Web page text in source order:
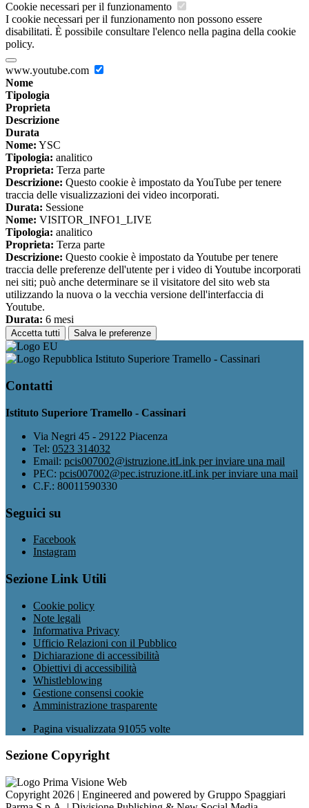
Cookie necessari per il funzionamento
I cookie necessari per il funzionamento non possono essere
disabilitati. È possibile consultare l'elenco nella pagina della cookie
policy.
www.youtube.com
Nome
Tipologia
Proprieta
Descrizione
Durata
Nome: YSC
Tipologia: analitico
Proprieta: Terza parte
Descrizione: Questo cookie è impostato da YouTube per tenere
traccia delle visualizzazioni dei video incorporati.
Durata: Sessione
Nome: VISITOR_INFO1_LIVE
Tipologia: analitico
Proprieta: Terza parte
Descrizione: Questo cookie è impostato da Youtube per tenere
traccia delle preferenze dell'utente per i video di Youtube incorporati
nei siti; può anche determinare se il visitatore del sito web sta
utilizzando la nuova o la vecchia versione dell'interfaccia di
Youtube.
Durata: 6 mesi
Accetta tutti Salva le preferenze
Istituto Superiore Tramello - Cassinari
Contatti
Istituto Superiore Tramello - Cassinari
Via Negri 45 - 29122 Piacenza
Tel: 0523 314032
Email: pcis007002@istruzione.itLink per inviare una mail
PEC: pcis007002@pec.istruzione.itLink per inviare una mail
C.F.: 80011590330
Seguici su
Facebook
Instagram
Sezione Link Utili
Cookie policy
Note legali
Informativa Privacy
Ufficio Relazioni con il Pubblico
Dichiarazione di accessibilità
Obiettivi di accessibilità
Whistleblowing
Gestione consensi cookie
Amministrazione trasparente
Pagina visualizzata 91055 volte
Sezione Copyright
Copyright 2026 | Engineered and powered by Gruppo Spaggiari